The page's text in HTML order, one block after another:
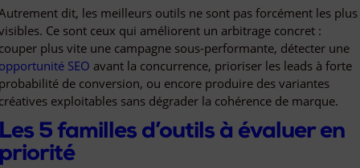
dit, les meilleurs outils ne sont pas forcément les plus
Ce sont ceux qui améliorent un arbitrage concret :
plus vite une campagne sous-performante, détecter une
SEO avant la concurrence, prioriser les leads à forte
de conversion, ou encore produire des variantes
exploitables sans dégrader la cohérence de marque.
5 familles d’outils à évaluer en